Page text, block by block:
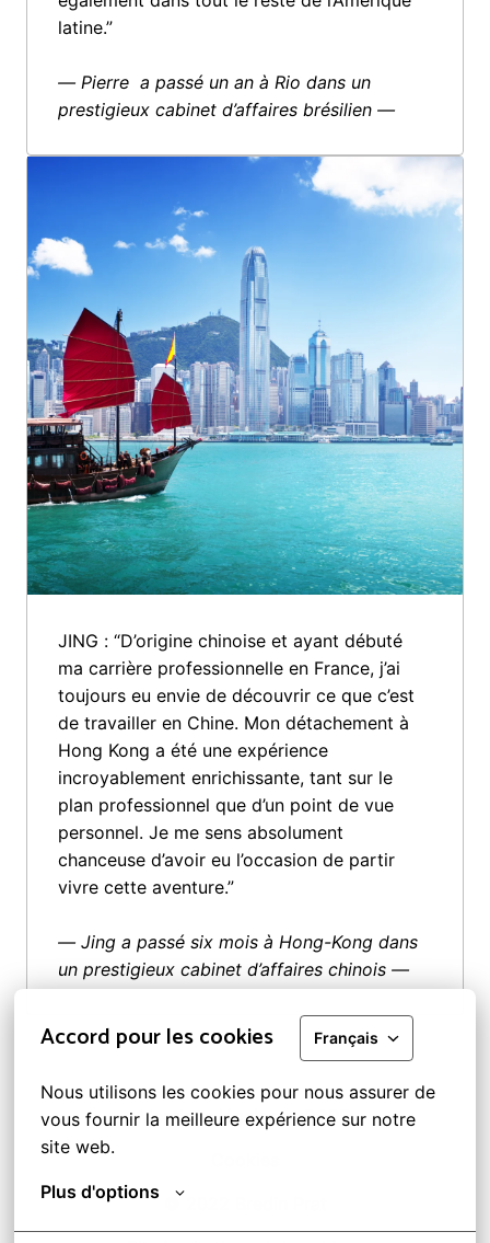
Accord pour les cookies Français
Nous utilisons les cookies pour nous assurer de
vous fournir la meilleure expérience sur notre
site web.
Plus d'options
latine.”
— Pierre  a passé un an à Rio dans un
prestigieux cabinet d’affaires brésilien —
JING : “D’origine chinoise et ayant débuté
ma carrière professionnelle en France, j’ai
toujours eu envie de découvrir ce que c’est
de travailler en Chine. Mon détachement à
Hong Kong a été une expérience
incroyablement enrichissante, tant sur le
plan professionnel que d’un point de vue
personnel. Je me sens absolument
chanceuse d’avoir eu l’occasion de partir
vivre cette aventure.”
— Jing a passé six mois à Hong-Kong dans
un prestigieux cabinet d’affaires chinois —
Mentions légales et RGPD